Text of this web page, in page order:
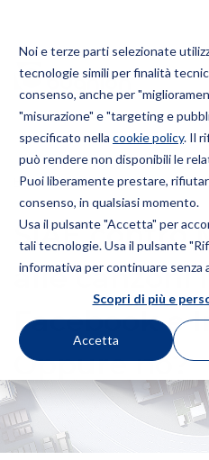
Noi e terze parti selezionate
tecnologie simili per finalità
consenso, anche per
"misurazione" e "targeting e
specificato nella cookie policy. Il
può rendere non disponibili le
Puoi liberamente prestare,
consenso, in qualsiasi momento.
Usa il pulsante "Accetta" per
tali tecnologie. Usa il pulsante
informativa per continuare senza
Scopri di più e
Accetta
Bugnion
The
way
HOME NEWS
SIAE CONTRO
SU FACEBOOK E INSTAGRAM.
SIAE contro
alle canzoni
Facebook e
Oppure no?